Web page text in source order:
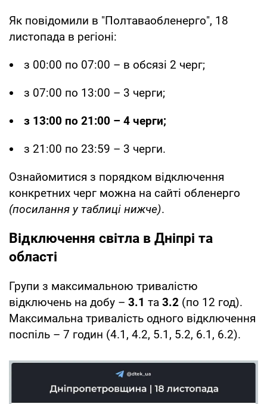
Як повідомили в "Полтаваобленерго", 18
листопада в регіоні:
з 00:00 по 07:00 – в обсязі 2 черг;
з 07:00 по 13:00 – 3 черги;
з 13:00 по 21:00 – 4 черги;
з 21:00 по 23:59 – 3 черги.
Ознайомитися з порядком відключення
конкретних черг можна на сайті обленерго
(посилання у таблиці нижче).
Відключення світла в Дніпрі та
області
Групи з максимальною тривалістю
відключень на добу – 3.1 та 3.2 (по 12 год).
Максимальна тривалість одного відключення
поспіль – 7 годин (4.1, 4.2, 5.1, 5.2, 6.1, 6.2).